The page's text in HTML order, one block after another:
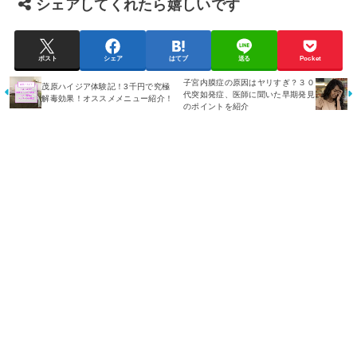
シェアしてくれたら嬉しいです
ポスト シェア はてブ 送る Pocket
茂原ハイジア体験記！3千円で究極
解毒効果！オススメメニュー紹介！
子宮内膜症の原因はヤリすぎ？３０
代突如発症、医師に聞いた早期発見
のポイントを紹介